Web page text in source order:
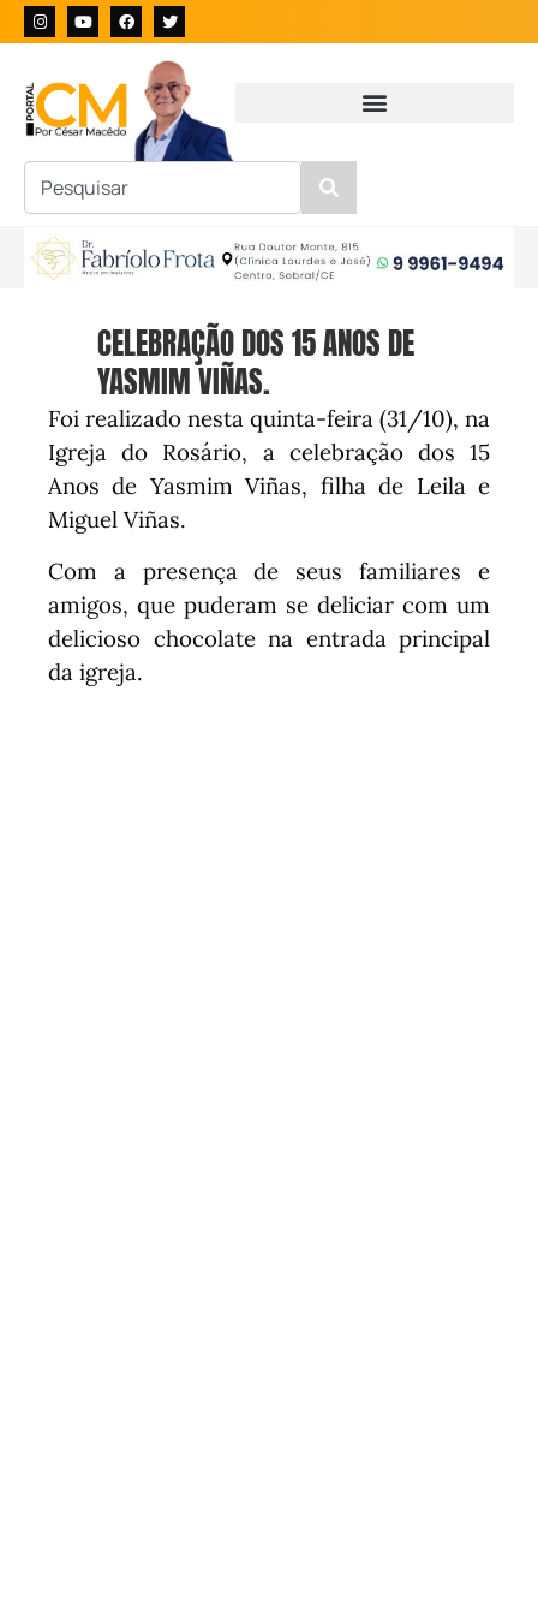
CELEBRAÇÃO DOS 15 ANOS DE
YASMIM VIÑAS.
Foi realizado nesta quinta-feira (31/10), na
Igreja do Rosário, a celebração dos 15
Anos de Yasmim Viñas, filha de Leila e
Miguel Viñas.
Com a presença de seus familiares e
amigos, que puderam se deliciar com um
delicioso chocolate na entrada principal
da igreja.